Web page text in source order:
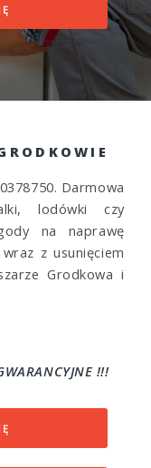
Darmowa
lodówki czy
na naprawę
z usunięciem
Grodkowa i
!!!